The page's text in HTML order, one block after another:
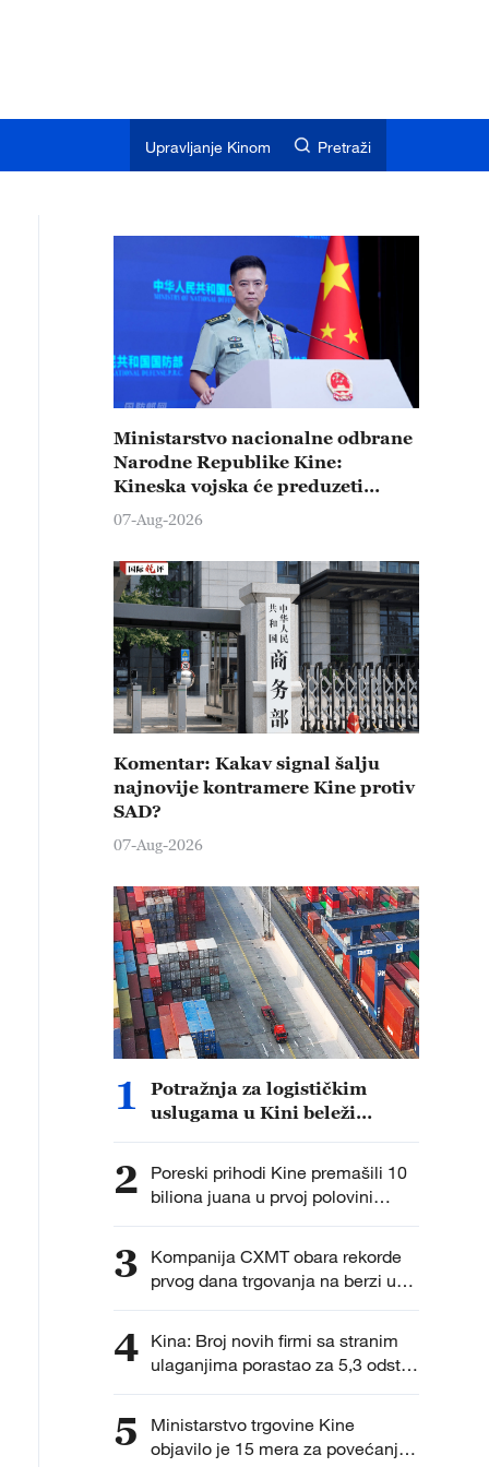
Upravljanje Kinom Pretraži
Ministarstvo nacionalne odbrane
Narodne Republike Kine:
Kineska vojska će preduzeti
čvrste kontramere protiv svih
provokativnih pokušaja
izazivanja nemira
07-Aug-2026
Komentar: Kakav signal šalju
najnovije kontramere Kine protiv
SAD?
07-Aug-2026
1
Potražnja za logističkim
uslugama u Kini beleži
2
Poreski prihodi Kine premašili 10
biliona juana u prvoj polovini
godine zahvaljujući oporavku
3
Kompanija CXMT obara rekorde
prvog dana trgovanja na berzi u
Šangaju
4 Kina: Broj novih firmi sa stranim
ulaganjima porastao za 5,3 odsto
u prvih pet meseci
5
Ministarstvo trgovine Kine
objavilo je 15 mera za povećanje